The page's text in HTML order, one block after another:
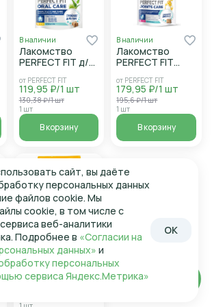
В наличии
Лакомство
PERFECT FIT д/
и мятой д/зубов
и п/рта 50г
от PERFECT FIT
119,95 ₽/1 шт
130,38 ₽/1 шт
1 шт
В корзину
В наличии
Лакомство
PERFECT FIT
сустав собаки
говядина 130г
от PERFECT FIT
179,95 ₽/1 шт
195,6 ₽/1 шт
1 шт
В корзину
В наличии
Корм PEDIGREE
д/щенков с
курицей 500г
от Педигри
299,95 ₽/1 шт
сайт, вы даёте
персональных данных
файлов cookie. Мы
cookie, в том числе с
веб-аналитики
Подробнее в «Согласии на
данных» и
персональных
сервиса Яндекс.Метрика»
OK